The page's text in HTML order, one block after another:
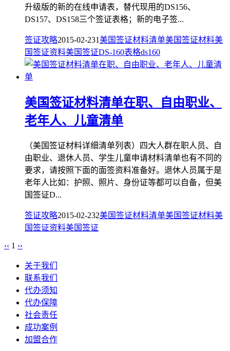
升级版的新的在线申请表，替代现用的DS156、
DS157、DS158三个签证表格；新的电子签...
签证攻略2015-02-231美国签证材料清单美国签证材料美
国签证资料美国签证DS-160表格ds160
美国签证材料清单在职、自由职业、
老年人、儿童清单
（美国签证材料详细清单列表）四大人群在职人员、自
由职业、退休人员、学生儿童申请材料清单也有不同的
要求，请按照下面的面签资料准备好。退休人员属于是
老年人比如：护照、照片、身份证等都可以自备，但美
国签证D...
签证攻略2015-02-232美国签证材料清单美国签证材料美
国签证资料美国签证
‹‹ 1 ››
关于我们
联系我们
代办须知
代办保障
社会责任
成功案例
加盟合作